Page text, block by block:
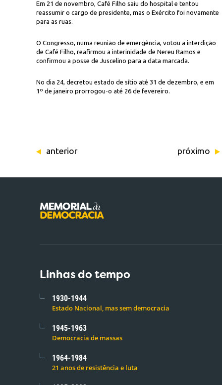
Em 21 de novembro, Café Filho saiu do hospital e tentou
reassumir o cargo de presidente, mas o Exército foi novamente
para as ruas.
O Congresso, numa reunião de emergência, votou a interdição
de Café Filho, reafirmou a interinidade de Nereu Ramos e
confirmou a posse de Juscelino para a data marcada.
No dia 24, decretou estado de sítio até 31 de dezembro, e em
1º de janeiro prorrogou-o até 26 de fevereiro.
anterior próximo
Linhas do tempo
1930-1944
Estado Nacional, mas sem democracia
1945-1963
Democracia de massas
1964-1984
21 anos de resistência e luta